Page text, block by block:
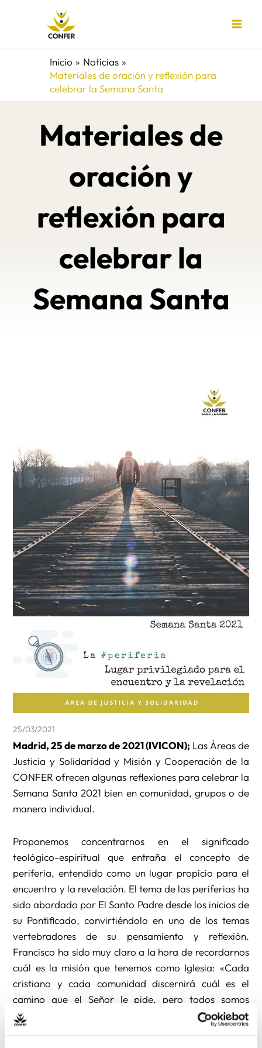
Inicio
Noticias
Materiales de oración y reflexión para
celebrar la Semana Santa
Materiales de
oración y
reflexión para
celebrar la
Semana Santa
25/03/2021
Madrid, 25 de marzo de 2021 (IVICON); Las Áreas de
Justicia y Solidaridad y Misión y Cooperación de la
CONFER ofrecen algunas reflexiones para celebrar la
Semana Santa 2021 bien en comunidad, grupos o de
manera individual.
Proponemos concentrarnos en el significado
teológico-espiritual que entraña el concepto de
periferia, entendido como un lugar propicio para el
encuentro y la revelación. El tema de las periferias ha
sido abordado por El Santo Padre desde los inicios de
su Pontificado, convirtiéndolo en uno de los temas
vertebradores de su pensamiento y reflexión.
Francisco ha sido muy claro a la hora de recordarnos
cuál es la misión que tenemos como Iglesia: «Cada
cristiano y cada comunidad discernirá cuál es el
camino que el Señor le pide, pero todos somos
invitados a aceptar este llamado: salir de la propia
comodidad y atreverse a llegar a todas las periferias